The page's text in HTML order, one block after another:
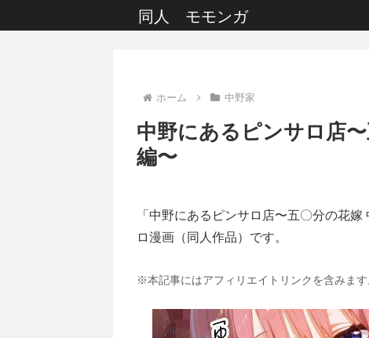
同人 モモンガ
ホーム 中野家
中野にあるピンサロ店
編〜
「中野にあるピンサロ店〜五〇分の花嫁
ロ漫画（同人作品）です。
※本記事にはアフィリエイトリンクを含みま